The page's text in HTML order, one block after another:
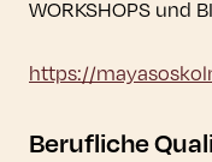
WORKSHOPS und
https://
Berufliche